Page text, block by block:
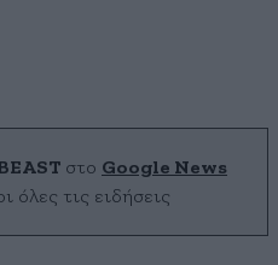
στο Google News
όλες τις ειδήσεις